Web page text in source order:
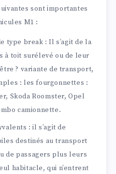
sont importantes
M1 :
type break : Il s’agit de la
à toit surélevé ou de leur
? variante de transport,
: les fourgonnettes :
Skoda Roomster, Opel
camionnette.
: il s’agit de
destinés au transport
de passagers plus leurs
habitacle, qui n’entrent